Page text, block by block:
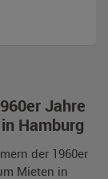
Jahre
Hamburg
der 1960er
Mieten in